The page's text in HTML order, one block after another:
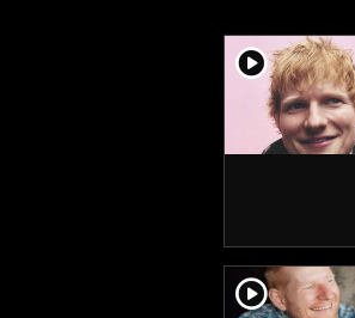
player2
player2